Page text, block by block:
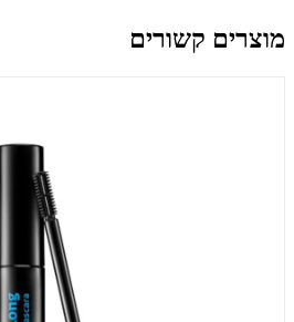
מוצרים קשורים